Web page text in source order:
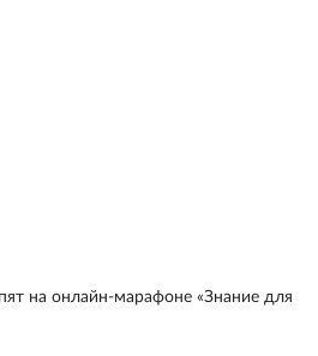
на онлайн-марафоне «Знание для